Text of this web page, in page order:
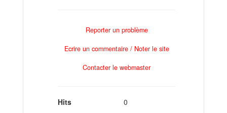
Reporter un problème
Ecrire un commentaire / Noter le site
Contacter le webmaster
Hits
0